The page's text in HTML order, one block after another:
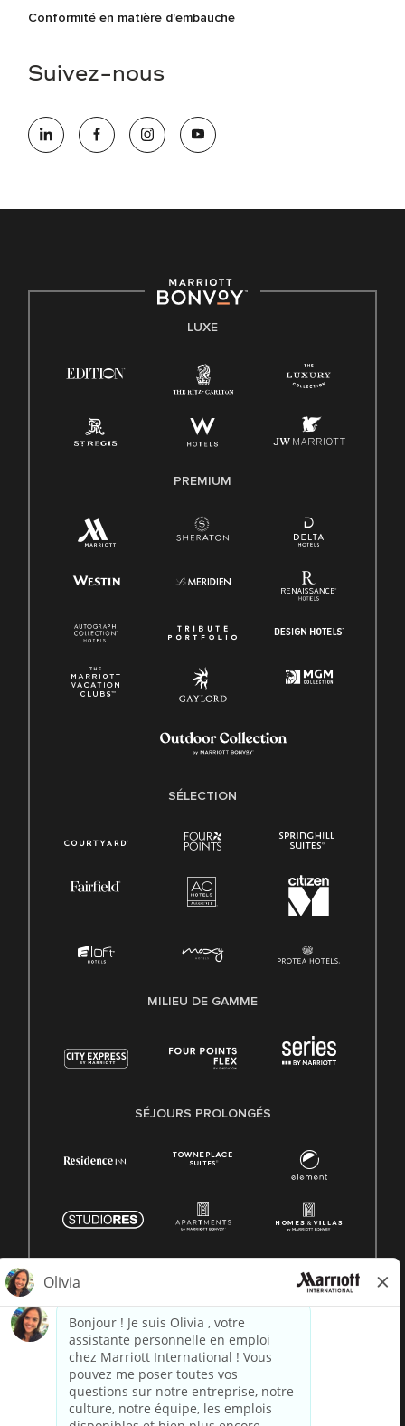
Conformité en matière d'embauche
Suivez-nous
LUXE
PREMIUM
SÉLECTION
MILIEU DE GAMME
SÉJOURS PROLONGÉS